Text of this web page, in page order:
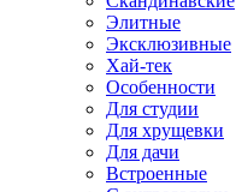
Элитные
Эксклюзивные
Хай-тек
Особенности
Для студии
Для хрущевки
Для дачи
Встроенные